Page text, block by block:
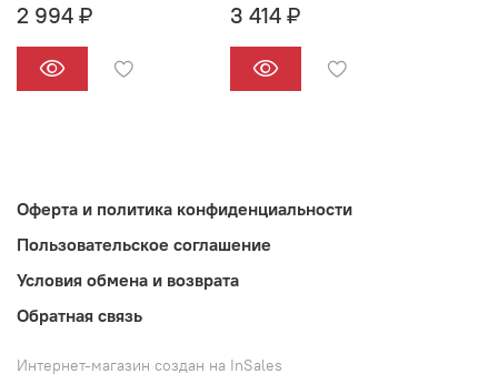
2 994 ₽ 3 414 ₽
Оферта и политика конфиденциальности
Пользовательское соглашение
Условия обмена и возврата
Обратная связь
Интернет-магазин создан на InSales